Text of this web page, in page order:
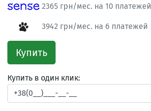
2365 грн/мес. на 10 платежей
3942 грн/мес. на 6 платежей
Купить
Купить в один клик: